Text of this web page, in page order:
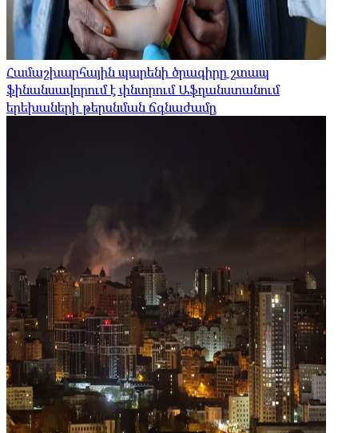
Համաշխարհային պարենի ծրագիրը շտապ
ֆինանսավորում է փնտրում Աֆղանստանում
երեխաների թերսնման ճգնաժամը